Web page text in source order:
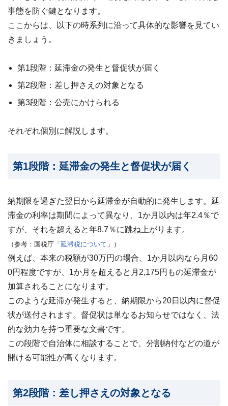
ビス
案
内・
買取
事態を防ぐ鍵となります。
ここからは、以下の時系列に沿って具体的な影響を見てい
きましょう。
第1段階：延滞金の発生と督促状が届く
第2段階：差し押さえの対象となる
第3段階：公売にかけられる
それぞれ個別に解説します。
第1段階：延滞金の発生と督促状が届く
納期限を過ぎた翌日から延滞金が自動的に発生 します。延
滞金の利率は期間によって異なり、1か月以内は年2.4％で
すが、それを超えると年8.7％に跳ね上がります。
（参考：国税庁「 延滞税について 」）
例えば、本来の税額が30万円の場合、1か月以内なら月60
0円程度ですが、1か月を超えると月2,175円もの延滞金が
加算されることになります。
このような延滞が発生すると、納期限から20日以内に督促
状が送付されます。督促状は単なるお知らせではなく、法
的な効力を持つ重要な文書です。
この段階で自治体に相談することで、分割納付などの道が
開ける可能性が高くなります。
第2段階：差し押さえの対象となる